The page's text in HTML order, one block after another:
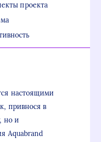
проекта
настоящими
привнося в
но и
Aquabrand